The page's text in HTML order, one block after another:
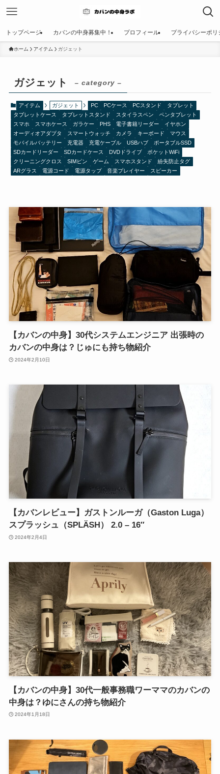
トップページ カバンの中身募集中！ プロフィール プライバシーポリ
ホーム アイテム ガジェット
ガジェット – category –
アイテム ガジェット PC PCケース PCスタンド
タブレット
タブレットケース
タブレットスタンド スタイラスペン
ペンタブレット
スマホ
スマホケース ガラケー PHS 電子書籍リーダー
イヤホン
オーディオアダプタ
スマートウォッチ カメラ キーボード
マウス
モバイルバッテリー
充電器 充電ケーブル USBハブ
ポータブルSSD
SDカードリーダー
SDカードケース DVDドライブ
ポケットWiFi
クリーニングクロス
SIMピン ゲーム スマホスタンド
紛失防止タグ
ARグラス
電源コード 電源タップ 音楽プレイヤー スピーカー
【カバンの中身】30代システムエンジニア 出張時の
カバンの中身は？じゅにも持ち物紹介
2024年2月10日
【カバンレビュー】ガストンルーガ（Gaston Luga）
スプラッシュ（SPLÄSH） 2.0 – 16″
2024年2月4日
【カバンの中身】30代一般事務職ワーママのカバンの
中身は？ゆにさんの持ち物紹介
2024年1月18日